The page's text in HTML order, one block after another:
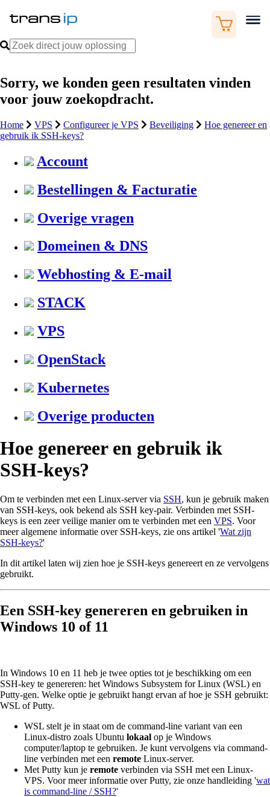
Sorry, we konden geen resultaten vinden
voor jouw zoekopdracht.
Home VPS Configureer je VPS Beveiliging
Hoe genereer en
gebruik ik SSH-keys?
Account
Bestellingen & Facturatie
Overige vragen
Domeinen & DNS
Webhosting & E-mail
STACK
VPS
OpenStack
Kubernetes
Overige producten
Hoe genereer en gebruik ik
SSH-keys?
Om te verbinden met een Linux-server via SSH, kun je gebruik maken
van SSH-keys, ook bekend als SSH key-pair. Verbinden met SSH-
keys is een zeer veilige manier om te verbinden met een VPS. Voor
meer algemene informatie over SSH-keys, zie ons artikel 'Wat zijn
SSH-keys?'
In dit artikel laten wij zien hoe je SSH-keys genereert en ze vervolgens
gebruikt.
Een SSH-key genereren en gebruiken in
Windows 10 of 11
In Windows 10 en 11 heb je twee opties tot je beschikking om een
SSH-key te genereren: het Windows Subsystem for Linux (WSL) en
Putty-gen. Welke optie je gebruikt hangt ervan af hoe je SSH gebruikt:
WSL of Putty.
WSL stelt je in staat om de command-line variant van een
Linux-distro zoals Ubuntu lokaal op je Windows
computer/laptop te gebruiken. Je kunt vervolgens via command-
line verbinden met een remote Linux-server.
Met Putty kun je remote verbinden via SSH met een Linux-
VPS. Voor meer informatie over Putty, zie onze handleiding 'wat
is command-line / SSH?'